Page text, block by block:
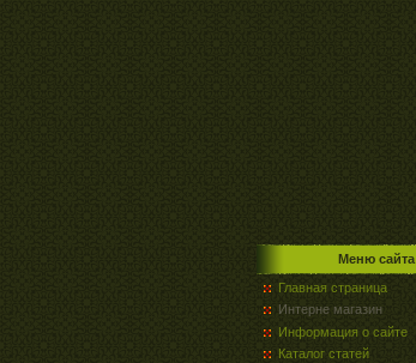
Меню сайта
Главная страница
Интерне магазин
Информация о сайте
Каталог статей